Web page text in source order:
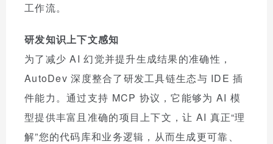
工作流。
研发知识上下文感知
为了减少 AI 幻觉并提升生成结果的准确性，
AutoDev 深度整合了研发工具链生态与 IDE 插
件能力。通过支持 MCP 协议，它能够为 AI 模
型提供丰富且准确的项目上下文，让 AI 真正“理
解”您的代码库和业务逻辑，从而生成更可靠、